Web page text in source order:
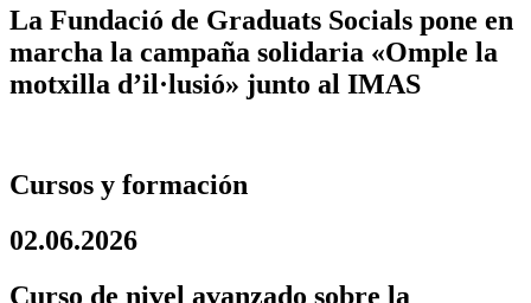
La Fundació de Graduats Socials pone en
marcha la campaña solidaria «Omple la
motxilla d’il·lusió» junto al IMAS
Cursos y formación
02.06.2026
Curso de nivel avanzado sobre la